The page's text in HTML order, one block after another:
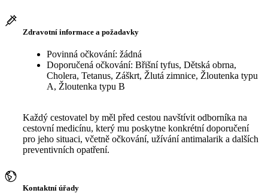
Zdravotní informace a požadavky
Povinná očkování: žádná
Doporučená očkování: Břišní tyfus, Dětská obrna,
Cholera, Tetanus, Záškrt, Žlutá zimnice, Žloutenka typu
A, Žloutenka typu B
Každý cestovatel by měl před cestou navštívit odborníka na
cestovní medicínu, který mu poskytne konkrétní doporučení
pro jeho situaci, včetně očkování, užívání antimalarik a dalších
preventivních opatření.
Kontaktní úřady